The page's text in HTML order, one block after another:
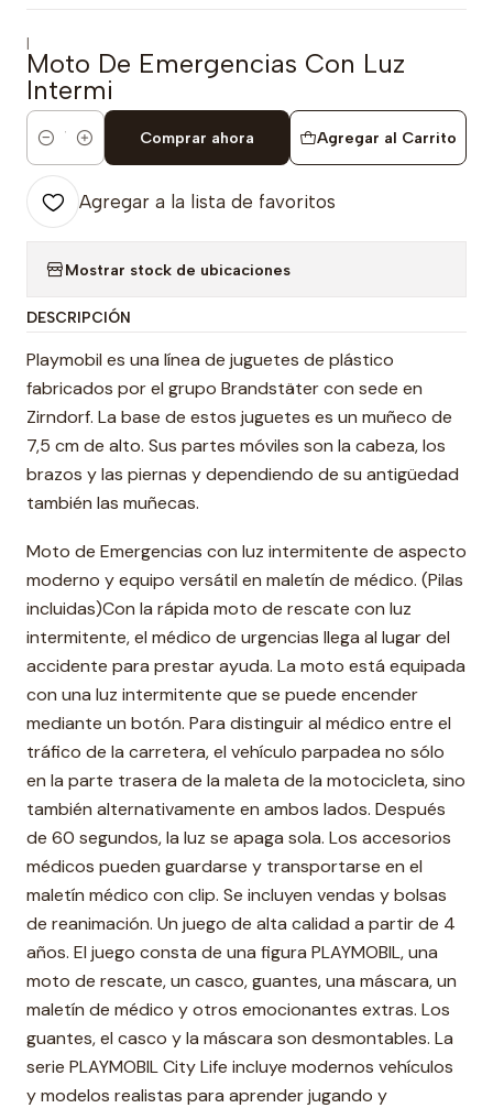
|
Moto De Emergencias Con Luz
Intermi
Cantidad
Agregar al Carrito
Comprar ahora
Agregar a la lista de favoritos
Mostrar stock de ubicaciones
DESCRIPCIÓN
Playmobil es una línea de juguetes de plástico
fabricados por el grupo Brandstäter con sede en
Zirndorf. La base de estos juguetes es un muñeco de
7,5 cm de alto. Sus partes móviles son la cabeza, los
brazos y las piernas y dependiendo de su antigüedad
también las muñecas.
Moto de Emergencias con luz intermitente de aspecto
moderno y equipo versátil en maletín de médico. (Pilas
incluidas)Con la rápida moto de rescate con luz
intermitente, el médico de urgencias llega al lugar del
accidente para prestar ayuda. La moto está equipada
con una luz intermitente que se puede encender
mediante un botón. Para distinguir al médico entre el
tráfico de la carretera, el vehículo parpadea no sólo
en la parte trasera de la maleta de la motocicleta, sino
también alternativamente en ambos lados. Después
de 60 segundos, la luz se apaga sola. Los accesorios
médicos pueden guardarse y transportarse en el
maletín médico con clip. Se incluyen vendas y bolsas
de reanimación. Un juego de alta calidad a partir de 4
años. El juego consta de una figura PLAYMOBIL, una
moto de rescate, un casco, guantes, una máscara, un
maletín de médico y otros emocionantes extras. Los
guantes, el casco y la máscara son desmontables. La
serie PLAYMOBIL City Life incluye modernos vehículos
y modelos realistas para aprender jugando y